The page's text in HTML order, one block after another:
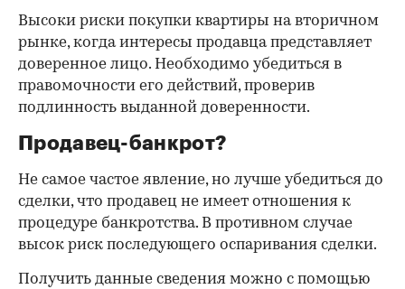
Высоки риски покупки квартиры на вторичном
рынке, когда интересы продавца представляет
доверенное лицо. Необходимо убедиться в
правомочности его действий, проверив
подлинность выданной доверенности.
Продавец-банкрот?
Не самое частое явление, но лучше убедиться до
сделки, что продавец не имеет отношения к
процедуре банкротства. В противном случае
высок риск последующего оспаривания сделки.
Получить данные сведения можно с помощью